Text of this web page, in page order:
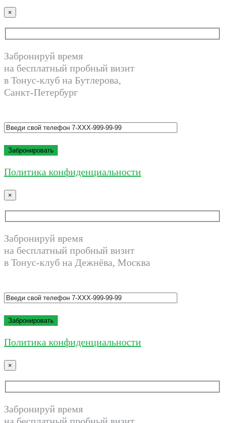
×
Забронируй время
на бесплатный пробный визит
в Тонус-клуб на Бутлерова,
Санкт-Петербург
Политика конфиденциальности
×
Забронируй время
на бесплатный пробный визит
в Тонус-клуб на Дежнёва, Москва
Политика конфиденциальности
×
Забронируй время